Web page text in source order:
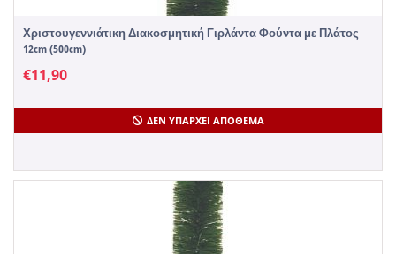
Χριστουγεννιάτικη Διακοσμητική Γιρλάντα Φούντα με Πλάτος
12cm (500cm)
€11,90
ΔΕΝ ΥΠΆΡΧΕΙ ΑΠΌΘΕΜΑ